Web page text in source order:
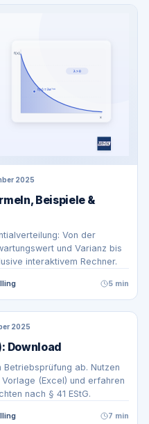
2025
Beispiele &
Von der
und Varianz bis
interaktivem Rechner.
5 min
2025
Download
ab. Nutzen
(Excel) und erfahren
nach § 41 EStG.
7 min